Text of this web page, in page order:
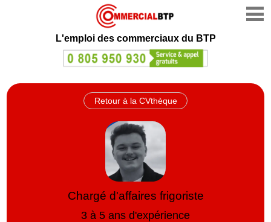
L'emploi des commerciaux du BTP
Retour à la CVthèque
Chargé d'affaires frigoriste
3 à 5 ans d'expérience